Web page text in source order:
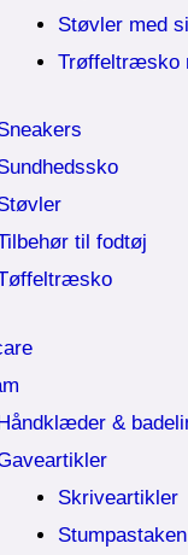
Støvler med
Trøffeltræsko
til fodtøj
&
Skriveartikler
Stumpastaken